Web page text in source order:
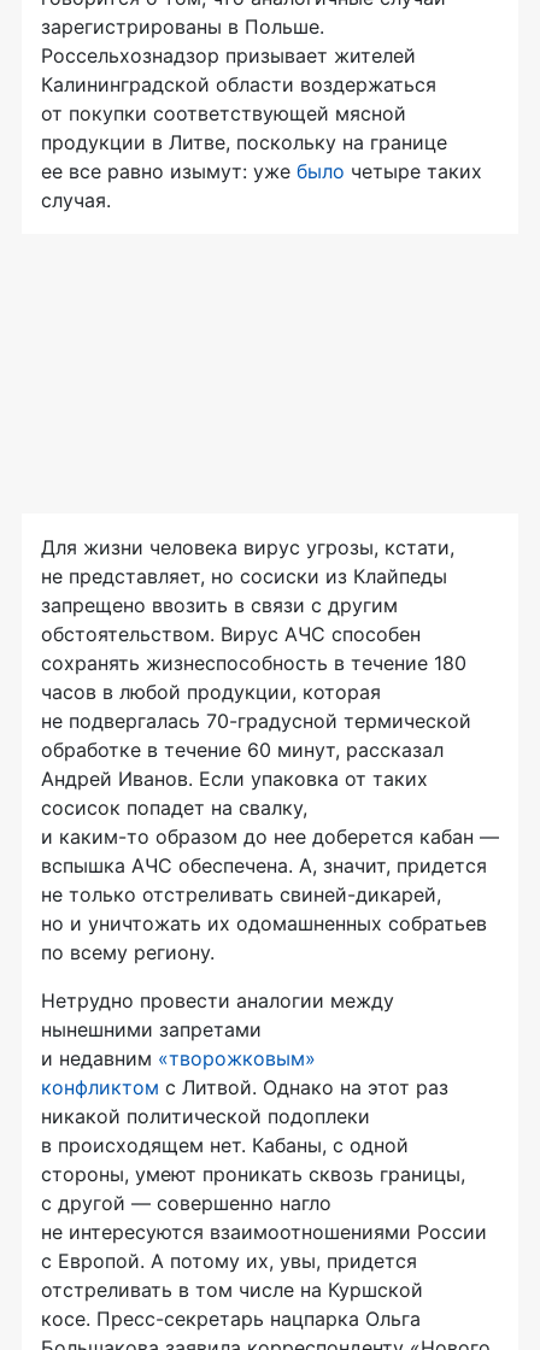
зарегистрированы в Польше.
Россельхознадзор призывает жителей
Калининградской области воздержаться
от покупки соответствующей мясной
продукции в Литве, поскольку на границе
ее все равно изымут: уже было четыре таких
случая.
Для жизни человека вирус угрозы, кстати,
не представляет, но сосиски из Клайпеды
запрещено ввозить в связи с другим
обстоятельством. Вирус АЧС способен
сохранять жизнеспособность в течение 180
часов в любой продукции, которая
не подвергалась 70-градусной термической
обработке в течение 60 минут, рассказал
Андрей Иванов. Если упаковка от таких
сосисок попадет на свалку,
и каким-то образом до нее доберется кабан —
вспышка АЧС обеспечена. А, значит, придется
не только отстреливать свиней-дикарей,
но и уничтожать их одомашненных собратьев
по всему региону.
Нетрудно провести аналогии между
нынешними запретами
и недавним «творожковым»
конфликтом с Литвой. Однако на этот раз
никакой политической подоплеки
в происходящем нет. Кабаны, с одной
стороны, умеют проникать сквозь границы,
с другой — совершенно нагло
не интересуются взаимоотношениями России
с Европой. А потому их, увы, придется
отстреливать в том числе на Куршской
косе. Пресс-секретарь нацпарка Ольга